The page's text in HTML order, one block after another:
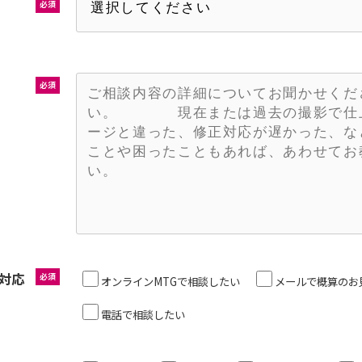
必須
必須
必須
応 オンラインMTGで相談したい メールで概算の
電話で相談したい